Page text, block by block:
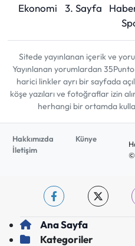
Ekonomi
3. Sayfa
Sitede yayınlanan içerik ve
Yayınlanan yorumlardan
harici linkler ayrı bir sayfada
köşe yazıları ve fotoğraflar izin
herhangi bir ortamda
Hakkımızda
Künye
İletişim
©
Ana Sayfa
Kategoriler